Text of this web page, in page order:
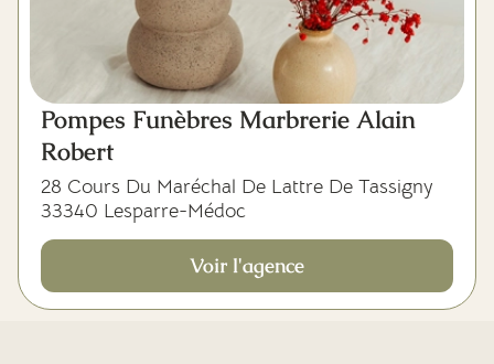
Pompes Funèbres Marbrerie Alain
Robert
28 Cours Du Maréchal De Lattre De Tassigny
33340 Lesparre-Médoc
Voir l'agence